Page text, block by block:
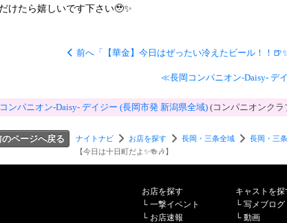
けたら嬉しいです下さい🥹✨
前へ「【華金】今日はぜったい冷えたビール！！🍺✨
≪長岡コンパニオン-Daisy- デ
ンパニオン-Daisy- デイジー (長岡市発 新潟県全域) (コンパニオンク
のページへ戻る ナイトナビ お店を探す 長岡・三条全域 長岡・三
【今日は十日町だよ✨🍻🎶】
お店を探す
└ 一撃イベント
└ お店速報
キャストを探
└ 写メブログ
└ 動画